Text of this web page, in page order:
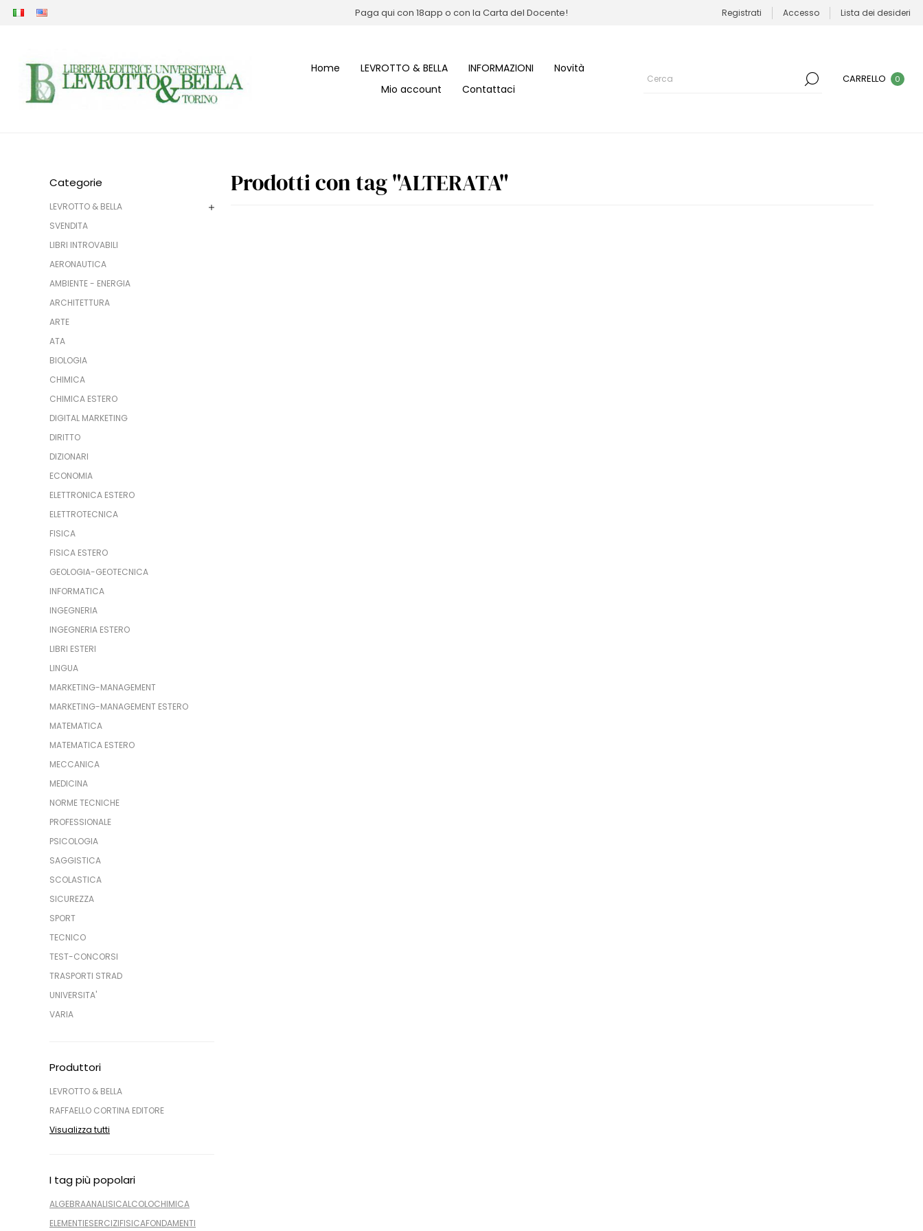
Paga qui con 18app o con la Carta del Docente! Registrati Accesso Lista dei desideri
Home LEVROTTO & BELLA INFORMAZIONI
Novità
Mio account
Contattaci
CARRELLO 0
Categorie
LEVROTTO & BELLA
SVENDITA
LIBRI INTROVABILI
AERONAUTICA
AMBIENTE - ENERGIA
ARCHITETTURA
ARTE
ATA
BIOLOGIA
CHIMICA
CHIMICA ESTERO
DIGITAL MARKETING
DIRITTO
DIZIONARI
ECONOMIA
ELETTRONICA ESTERO
ELETTROTECNICA
FISICA
FISICA ESTERO
GEOLOGIA-GEOTECNICA
INFORMATICA
INGEGNERIA
INGEGNERIA ESTERO
LIBRI ESTERI
LINGUA
MARKETING-MANAGEMENT
MARKETING-MANAGEMENT ESTERO
MATEMATICA
MATEMATICA ESTERO
MECCANICA
MEDICINA
NORME TECNICHE
PROFESSIONALE
PSICOLOGIA
SAGGISTICA
SCOLASTICA
SICUREZZA
SPORT
TECNICO
TEST-CONCORSI
TRASPORTI STRAD
UNIVERSITA'
VARIA
Produttori
LEVROTTO & BELLA
RAFFAELLO CORTINA EDITORE
Visualizza tutti
I tag più popolari
ALGEBRAANALISICALCOLOCHIMICA
ELEMENTIESERCIZIFISICAFONDAMENTI
Prodotti con tag "ALTERATA"